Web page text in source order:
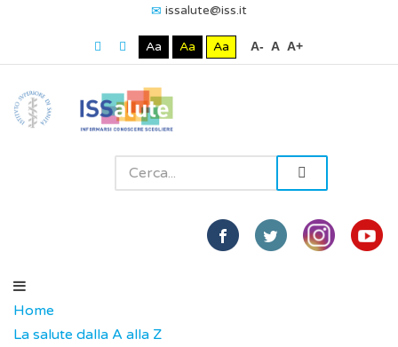
issalute@iss.it
Aa Aa Aa A- A A+
Home
La salute dalla A alla Z